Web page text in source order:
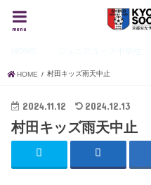
menu
HOME 村田キッズ雨天中止
2024.11.12 2024.12.13
村田キッズ雨天中止